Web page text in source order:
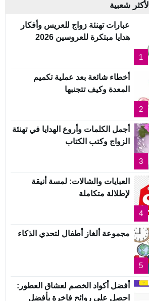
الأكثر شعبية
1
عبارات تهنئة زواج للعريس وأفكار
هدايا مبتكرة للعروسين 2026
2
أخطاء شائعة بعد عملية تكميم
المعدة وكيف تتجنبها
3
أجمل الكلمات وأروع الهدايا في تهنئة
الزواج وكتب الكتاب
4
العبايات والشالات: لمسة أنيقة
لإطلالة متكاملة
5
مجموعة ألغاز أطفال لتحدي الذكاء
أفضل أكواد الخصم لعشاق العطور:
احصل على روائح فاخرة بأفضل